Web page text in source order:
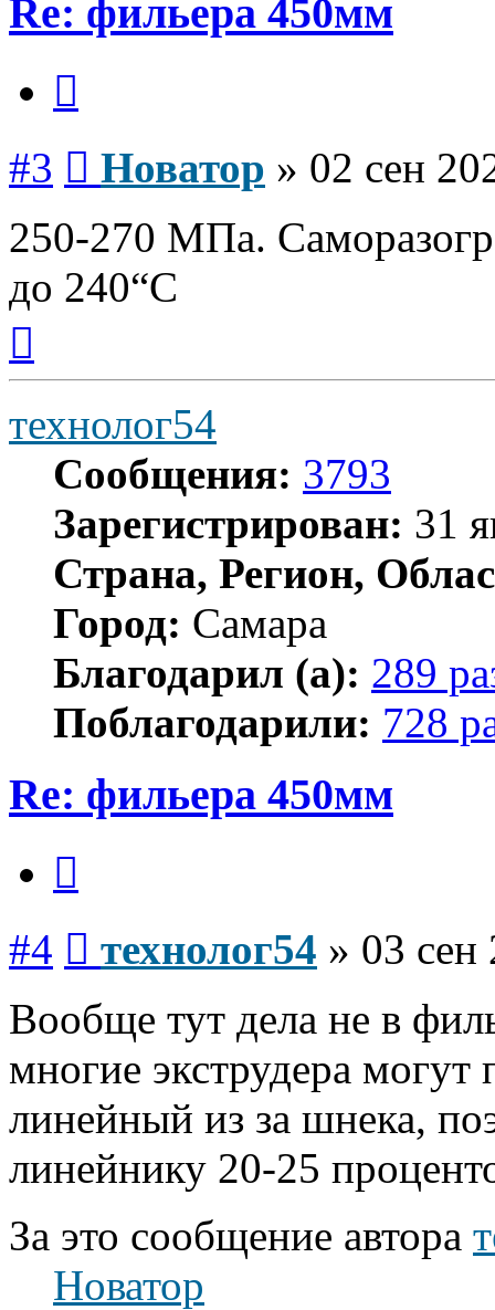
Re: фильера 450мм
#3 Новатор » 02 сен
250-270 МПа.
до 240“С
началу
технолог54
Сообщения: 3793
Зарегистрирован: 31
Страна, Регион,
Город: Самара
Благодарил (а): 289
Поблагодарили: 728
Re: фильера 450мм
#4 технолог54 » 03 сен
Вообще тут дела не в
многие экструдера могут
линейный из за шнека,
линейнику 20-25
За это сообщение автора
Новатор